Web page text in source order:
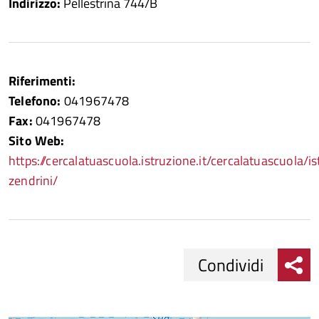
Riferimenti:
Telefono: 041967478
Fax:041967478
Sito Web:
https://cercalatuascuola.istruzione.it/cercalatuascuola/
zendrini/
Condividi